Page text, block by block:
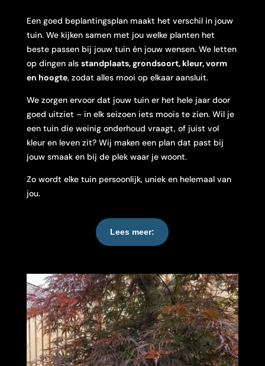
Een goed beplantingsplan maakt het verschil in jouw
tuin. We kijken samen met jou welke planten het
beste passen bij jouw tuin én jouw wensen. We letten
op dingen als standplaats, grondsoort, kleur, vorm
en hoogte, zodat alles mooi op elkaar aansluit.
We zorgen ervoor dat jouw tuin er het hele jaar door
goed uitziet – in elk seizoen iets moois te zien. Wil je
een tuin die weinig onderhoud vraagt, of juist vol
kleur en leven zit? Wij maken een plan dat past bij
jouw smaak en bij de plek waar je woont.
Zo wordt elke tuin persoonlijk, uniek en helemaal van
jou.
Lees meer: